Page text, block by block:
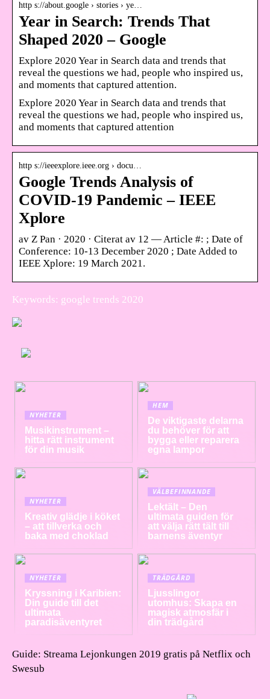
http s://about.google › stories › ye…
Year in Search: Trends That
Shaped 2020 – Google
Explore 2020 Year in Search data and trends that
reveal the questions we had, people who inspired us,
and moments that captured attention.
Explore 2020 Year in Search data and trends that
reveal the questions we had, people who inspired us,
and moments that captured attention
http s://ieeexplore.ieee.org › docu…
Google Trends Analysis of
COVID-19 Pandemic – IEEE
Xplore
av Z Pan · 2020 · Citerat av 12 — Article #: ; Date of
Conference: 10-13 December 2020 ; Date Added to
IEEE Xplore: 19 March 2021.
Keywords: google trends 2020
NYHETER
Musikinstrument –
hitta rätt instrument
för din musik
HEM
De viktigaste delarna
du behöver för att
bygga eller reparera
egna lampor
NYHETER
Kreativ glädje i köket
– att tillverka och
baka med choklad
VÄLBEFINNANDE
Lektält – Den
ultimata guiden för
att välja rätt tält till
barnens äventyr
NYHETER
Kryssning i Karibien:
Din guide till det
ultimata
paradisäventyret
TRÄDGÅRD
Ljusslingor
utomhus: Skapa en
magisk atmosfär i
din trädgård
Guide: Streama Lejonkungen 2019 gratis på Netflix och
Swesub